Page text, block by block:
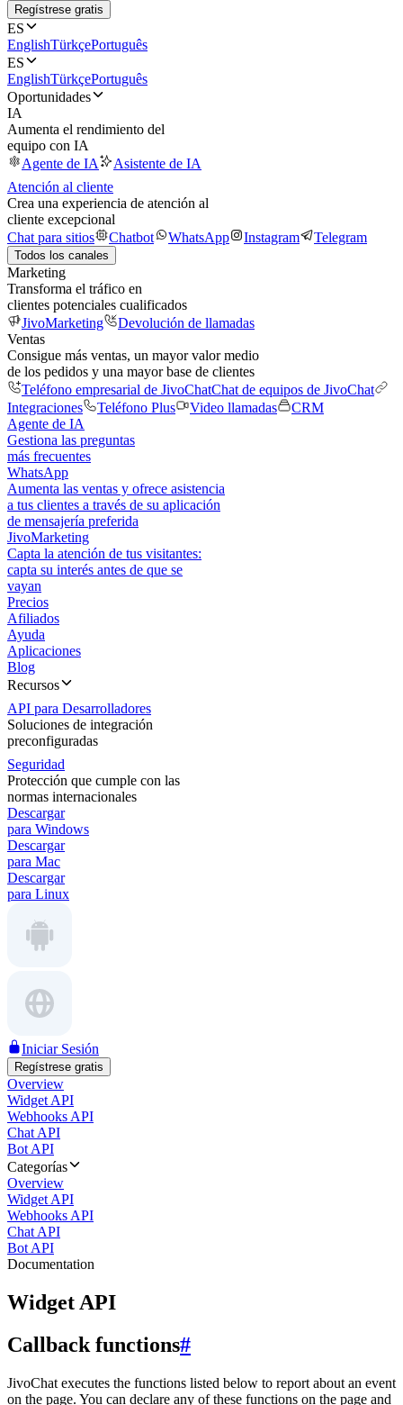
Regístrese gratis
ES
EnglishTürkçePortuguês
ES
EnglishTürkçePortuguês
Oportunidades
IA
Aumenta el rendimiento del
equipo con IA
Agente de IA
Asistente de IA
Atención al cliente
Crea una experiencia de atención al
cliente excepcional
Chat para sitios
Chatbot WhatsApp Instagram Telegram
Todos los canales
Marketing
Transforma el tráfico en
clientes potenciales cualificados
JivoMarketing
Devolución de llamadas
Ventas
Consigue más ventas, un mayor valor medio
de los pedidos y una mayor base de clientes
Teléfono empresarial de JivoChatChat de equipos de JivoChat
Integraciones
Teléfono Plus Video llamadas
CRM
Agente de IA
Gestiona las preguntas
más frecuentes
WhatsApp
Aumenta las ventas y ofrece asistencia
a tus clientes a través de su aplicación
de mensajería preferida
JivoMarketing
Capta la atención de tus visitantes:
capta su interés antes de que se
vayan
Precios
Afiliados
Ayuda
Aplicaciones
Blog
Recursos
API para Desarrolladores
Soluciones de integración
preconfiguradas
Seguridad
Protección que cumple con las
normas internacionales
Descargar
para Windows
Descargar
para Mac
Descargar
para Linux
Iniciar Sesión
Regístrese gratis
Overview
Widget API
Webhooks API
Chat API
Bot API
Categorías
Overview
Widget API
Webhooks API
Chat API
Bot API
Documentation
Widget API
Callback functions#
JivoChat executes the functions listed below to report about an event
on the page. You can declare any of these functions on the page and